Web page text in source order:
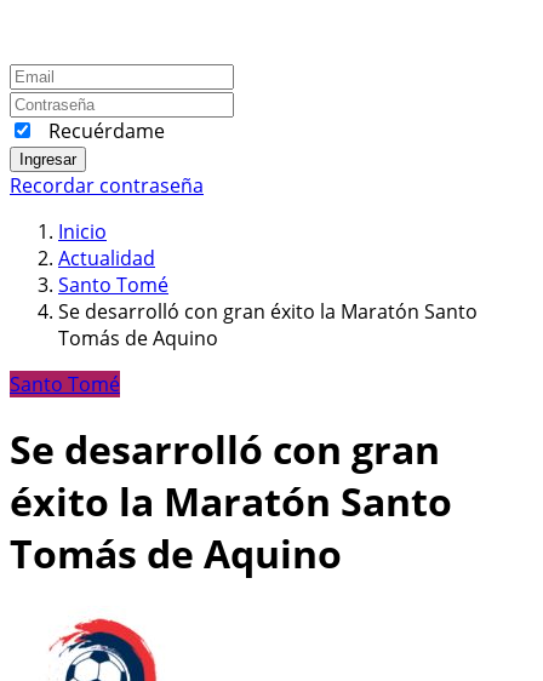
Recuérdame
Ingresar
Recordar contraseña
Inicio
Actualidad
Santo Tomé
Se desarrolló con gran éxito la Maratón Santo
Tomás de Aquino
Santo Tomé
Se desarrolló con gran
éxito la Maratón Santo
Tomás de Aquino